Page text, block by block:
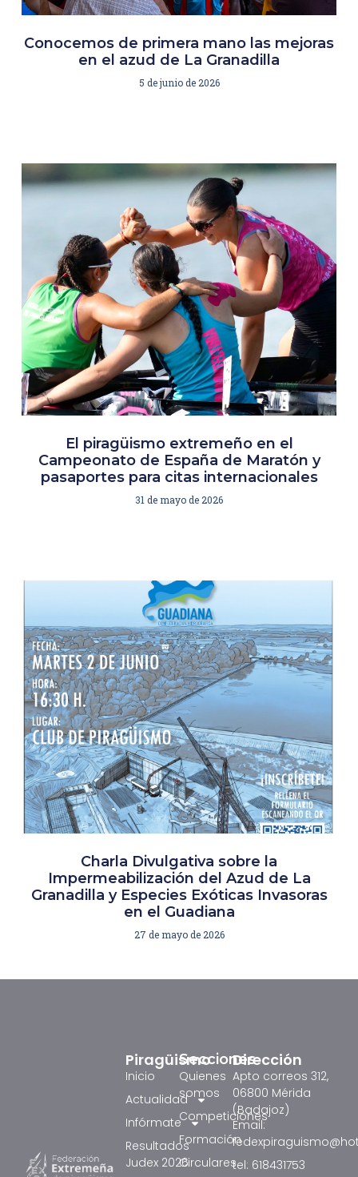
Conocemos de primera mano las mejoras
en el azud de La Granadilla
5 de junio de 2026
El piragüismo extremeño en el
Campeonato de España de Maratón y
pasaportes para citas internacionales
31 de mayo de 2026
Charla Divulgativa sobre la
Impermeabilización del Azud de La
Granadilla y Especies Exóticas Invasoras
en el Guadiana
27 de mayo de 2026
Secciones
Quienes
somos
Competiciones
Formación
Circulares
Piragüismo
Inicio
Actualidad
Infórmate
Resultados
Judex 2026
Dirección
Apto correos 312,
06800 Mérida
(Badajoz)
Email:
tel: 618431753